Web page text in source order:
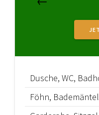
Dusche, WC,
Föhn,